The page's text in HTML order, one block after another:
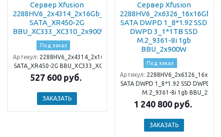
Сервер Xfusion
2288HV6_2x4314_2x16Gb_3x960Gb
SATA_XR450-2G
BBU_XC333_XC310_2x900W
Под заказ
Артикул: 2288HV6_2x4314_2x16Gb_3x960Gb
SATA_XR450-2G BBU_XC333_XC310_2x900W
527 600 руб.
ЗАКАЗАТЬ
Сервер Xfusion
SATA DWPD 1_8*1.92 SSD
DWPD 3_1*1TB SSD
M.2_9361-8i 1gb
BBU_2x900W
Под заказ
Артикул:
SATA DWPD 1_8*1.92 SSD DWPD
M.2_9361-8i 1gb
1 240 800 руб.
ЗАКАЗАТЬ